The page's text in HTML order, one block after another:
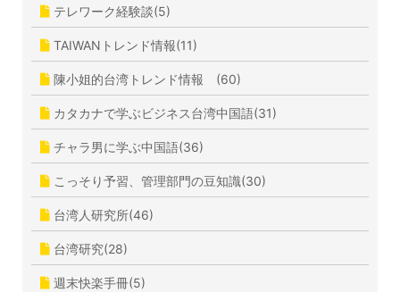
テレワーク経験談(5)
TAIWANトレンド情報(11)
陳小姐的台湾トレンド情報 (60)
カタカナで学ぶビジネス台湾中国語(31)
チャラ男に学ぶ中国語(36)
こっそり予習、管理部門の豆知識(30)
台湾人研究所(46)
台湾研究(28)
週末快楽手冊(5)